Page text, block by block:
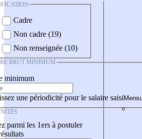
Cadre
Non cadre (19)
Non renseignée (10)
BRUT MINIMUM
minimum
une périodicité pour le salaire saisi
parmi les 1ers à postuler